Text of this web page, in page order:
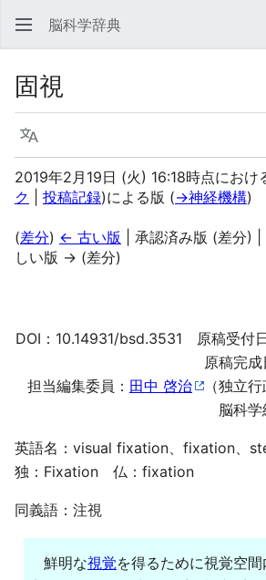
脳科学辞典
固視
言語
2019年2月19日 (火) 16:18時点におけ
ク
投稿記録)による版 (→神経機構)
(差分) ← 古い版 | 承認済み版 (差分)
しい版 → (差分)
DOI： 10.14931/bsd.3531 原稿受付
原稿完
担当編集委員： 田中 啓治
（独立
脳科学
英語名：visual fixation、fixation、
独：Fixation 仏：fixation
同義語：注視
鮮明な視覚を得るために視覚空